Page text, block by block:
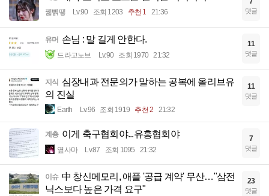
꿻뻵뗗 Lv.90 조회 1203 추천 1 21:36 댓글
유머 손님 : 말 길게 안한다.
드라고노브 Lv.90 조회 1970 21:32
11
댓글
지식
심장내과 전문의가 말하는 공복에 올리브유
의 진실
Earth Lv.96 조회 1919 추천 2 21:32
11
댓글
계층 이게 축구협회야...유흥협회야
옆사마 Lv.87 조회 1095 21:32
7
댓글
이슈 中 창신메모리, 애플 '공급 계약' 무산…"삼전
닉스보다 높은 가격 요구"
23
댓글